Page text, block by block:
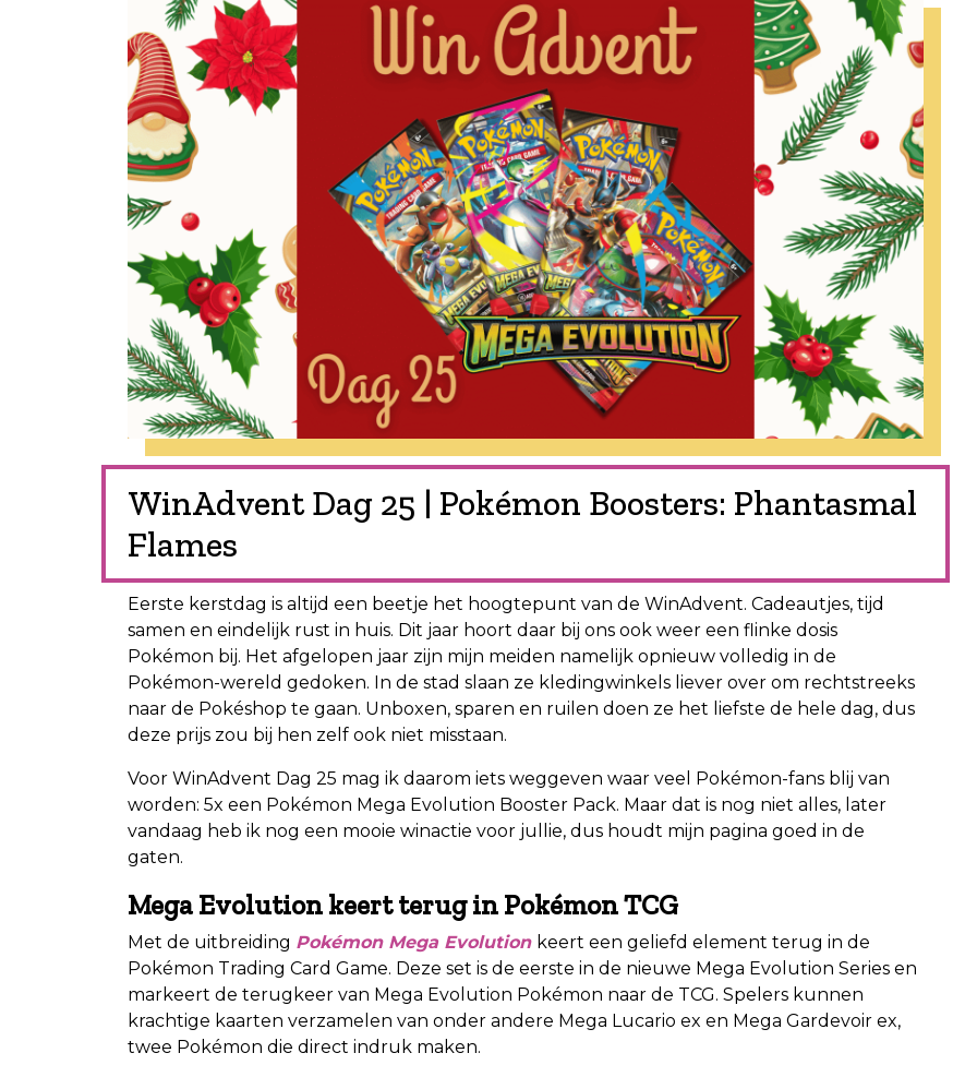
WinAdvent Dag 25 | Pokémon Boosters: Phantasmal
Flames
Eerste kerstdag is altijd een beetje het hoogtepunt van de WinAdvent. Cadeautjes, tijd
samen en eindelijk rust in huis. Dit jaar hoort daar bij ons ook weer een flinke dosis
Pokémon bij. Het afgelopen jaar zijn mijn meiden namelijk opnieuw volledig in de
Pokémon-wereld gedoken. In de stad slaan ze kledingwinkels liever over om rechtstreeks
naar de Pokéshop te gaan. Unboxen, sparen en ruilen doen ze het liefste de hele dag, dus
deze prijs zou bij hen zelf ook niet misstaan.
Voor WinAdvent Dag 25 mag ik daarom iets weggeven waar veel Pokémon-fans blij van
worden: 5x een Pokémon Mega Evolution Booster Pack. Maar dat is nog niet alles, later
vandaag heb ik nog een mooie winactie voor jullie, dus houdt mijn pagina goed in de
gaten.
Mega Evolution keert terug in Pokémon TCG
Met de uitbreiding Pokémon Mega Evolution keert een geliefd element terug in de
Pokémon Trading Card Game. Deze set is de eerste in de nieuwe Mega Evolution Series en
markeert de terugkeer van Mega Evolution Pokémon naar de TCG. Spelers kunnen
krachtige kaarten verzamelen van onder andere Mega Lucario ex en Mega Gardevoir ex,
twee Pokémon die direct indruk maken.